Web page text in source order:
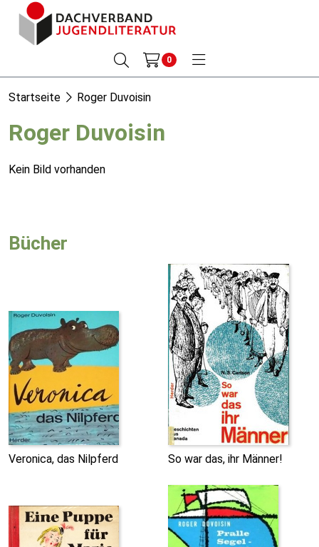
0
Startseite Roger Duvoisin
Roger Duvoisin
Kein Bild vorhanden
Bücher
Veronica, das Nilpferd So war das, ihr Männer!